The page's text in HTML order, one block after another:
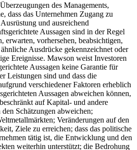
des Managements,
dass das Unternehmen Zugang zu
und ausreichend
Aussagen sind in der Regel
erwarten, vorhersehen, beabsichtigen,
Ausdrücke gekennzeichnet oder
Ereignisse. Mawson weist Investoren
Aussagen keine Garantie für
Leistungen sind und dass die
verschiedener Faktoren erheblich
Aussagen abweichen können,
auf Kapital- und andere
Schätzungen abweichen;
Veränderungen auf den
Ziele zu erreichen; dass das politische
tätig ist, die Entwicklung und den
weiterhin unterstützt; die Bedrohung